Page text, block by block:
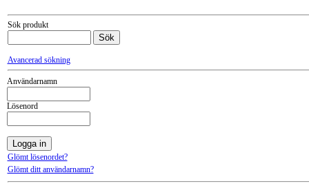
Sök produkt
Avancerad sökning
Användarnamn
Lösenord
Glömt lösenordet?
Glömt ditt användarnamn?